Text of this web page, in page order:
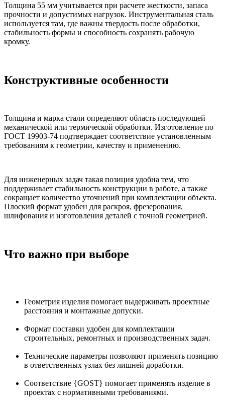
Толщина 55 мм учитывается при расчете жесткости, запаса
прочности и допустимых нагрузок. Инструментальная сталь
используется там, где важны твердость после обработки,
стабильность формы и способность сохранять рабочую
кромку.
Конструктивные особенности
Толщина и марка стали определяют область последующей
механической или термической обработки. Изготовление по
ГОСТ 19903-74 подтверждает соответствие установленным
требованиям к геометрии, качеству и применению.
Для инженерных задач такая позиция удобна тем, что
поддерживает стабильность конструкции в работе, а также
сокращает количество уточнений при комплектации объекта.
Плоский формат удобен для раскроя, фрезерования,
шлифования и изготовления деталей с точной геометрией.
Что важно при выборе
Геометрия изделия помогает выдерживать проектные
расстояния и монтажные допуски.
Формат поставки удобен для комплектации
строительных, ремонтных и производственных задач.
Технические параметры позволяют применять позицию
в ответственных узлах без лишней доработки.
Соответствие {GOST} помогает применять изделие в
проектах с нормативными требованиями.